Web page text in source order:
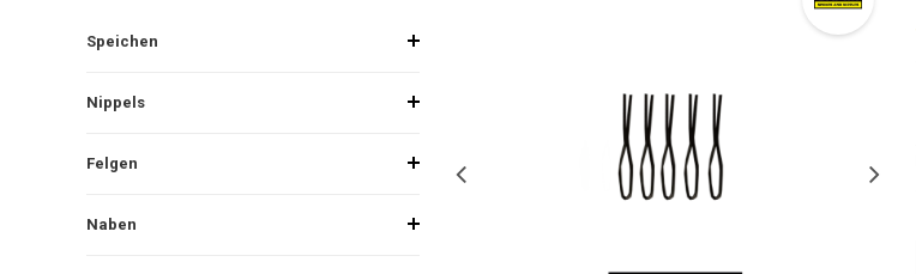
Speichen
Nippels
Felgen
Naben